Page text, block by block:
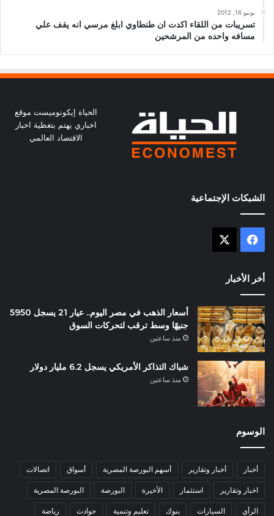
يونيو 16, 2012
تسريبات من اللقاء اكدت ان طنطاوي ابلغ مرسي انه يقف علي
مسافه واحده من المرشحين
الحياة إيكونوميست موقع
اخباري يهتم بتغظية اخبار
الاقتصاد العالمي
الشبكات الإجتماعية
فيسبوك
أخر الأخبار
أسعار الذهب في مصر اليوم.. عيار 21 يسجل 5950
جنيهًا وسط ترقب لتحركات السوق
منذ ساعتين
شباك التذاكر الأمريكي يسجل 6.2 مليار دولار
منذ ساعتين
الوسوم
أخبار أخبار وتقارير أسهم البورصة المصرية أسواق اتصالات
اخبار وتقارير استثمار الأخيرة البورصة البورصة المصرية
الرأي السيارات بنوك تعليم وتنمية حوادث رياضة